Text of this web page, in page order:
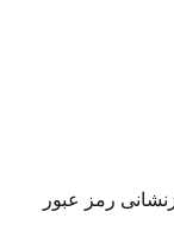
رمز عبور